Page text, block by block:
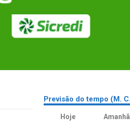
Previsão do tempo (M.
Hoje Amanhã